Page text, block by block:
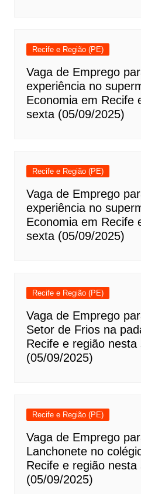
Recife e Região (PE)
Vaga de Emprego
experiência no
Economia em Recife
sexta (05/09/2025)
Recife e Região (PE)
Vaga de Emprego
experiência no
Economia em Recife
sexta (05/09/2025)
Recife e Região (PE)
Vaga de Emprego
Setor de Frios na
Recife e região nesta
(05/09/2025)
Recife e Região (PE)
Vaga de Emprego
Lanchonete no
Recife e região nesta
(05/09/2025)